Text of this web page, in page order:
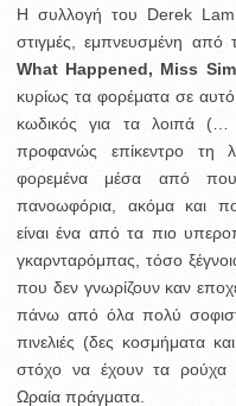
Η συλλογή του Derek
στιγμές, εμπνευσμένη από
What Happened, Miss
κυρίως τα φορέματα σε
κωδικός για τα λοιπά (…
προφανώς επίκεντρο τη
φορεμένα μέσα από
πανοωφόρια, ακόμα και
είναι ένα από τα πιο
γκαρνταρόμπας, τόσο
που δεν γνωρίζουν καν
πάνω από όλα πολύ
πινελιές (δες κοσμήματα
στόχο να έχουν τα ρούχα
Ωραία πράγματα.